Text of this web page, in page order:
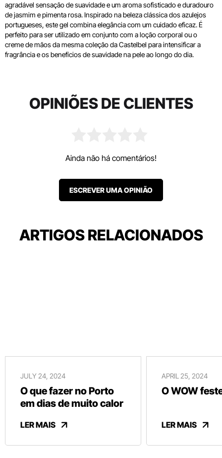
agradável sensação de suavidade e um aroma sofisticado e duradouro
de jasmim e pimenta rosa. Inspirado na beleza clássica dos azulejos
portugueses, este gel combina elegância com um cuidado eficaz. É
perfeito para ser utilizado em conjunto com a loção corporal ou o
creme de mãos da mesma coleção da Castelbel para intensificar a
fragrância e os benefícios de suavidade na pele ao longo do dia.
OPINIÕES DE CLIENTES
Ainda não há comentários!
ESCREVER UMA OPINIÃO
ARTIGOS RELACIONADOS
JULY 24, 2024
O que fazer no Porto
em dias de muito calor
LER MAIS
APRIL 25, 2024
O WOW
LER MAIS